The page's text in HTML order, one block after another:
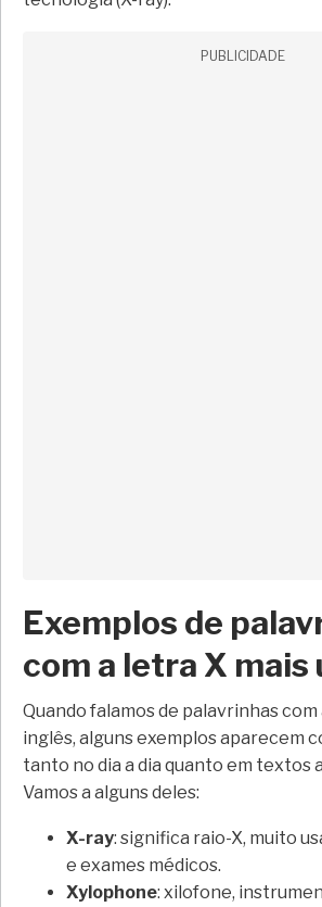
PUBLICIDADE
Exemplos de
com a letra X mais
Quando falamos de palavrinhas com
inglês, alguns exemplos aparecem
tanto no dia a dia quanto em textos
Vamos a alguns deles:
X-ray: significa raio-X, muito
e exames médicos.
Xylophone: xilofone,